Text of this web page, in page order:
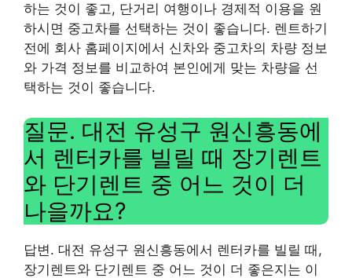
하는 것이 좋고, 단거리 여행이나 경제적 이용을 원
하시면 중고차를 선택하는 것이 좋습니다. 렌트하기
전에 회사 홈페이지에서 신차와 중고차의 차량 정보
와 가격 정보를 비교하여 본인에게 맞는 차량을 선
택하는 것이 좋습니다.
질문. 대전 유성구 원신흥동에
서 렌터카를 빌릴 때 장기렌트
와 단기렌트 중 어느 것이 더
나을까요?
답변. 대전 유성구 원신흥동에서 렌터카를 빌릴 때,
장기렌트와 단기렌트 중 어느 것이 더 좋은지는 이